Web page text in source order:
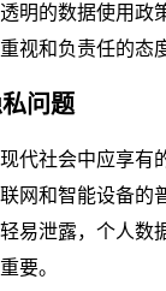
明的数据使用政
视和负责任的态
问题
代社会中应享有
网和智能设备的
易泄露，个人数
要。